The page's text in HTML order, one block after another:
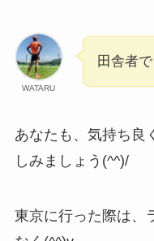
WATARU
田舎者
あなたも、気持ち良
しみましょう(^^)/
東京に行った際は、